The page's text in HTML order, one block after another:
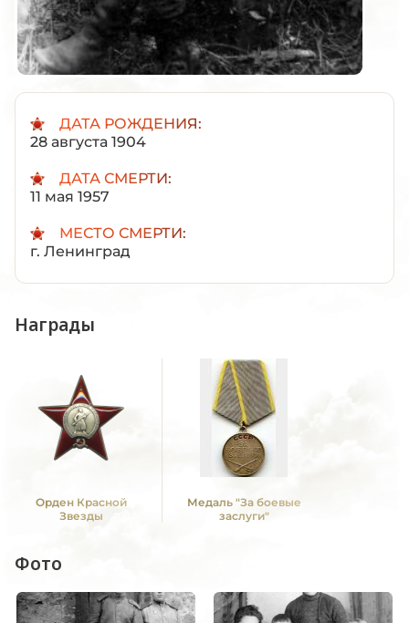
ДАТА РОЖДЕНИЯ:
28 августа 1904
ДАТА СМЕРТИ:
11 мая 1957
МЕСТО СМЕРТИ:
г. Ленинград
Награды
Орден Красной
Звезды
Медаль "За боевые
заслуги"
Фото